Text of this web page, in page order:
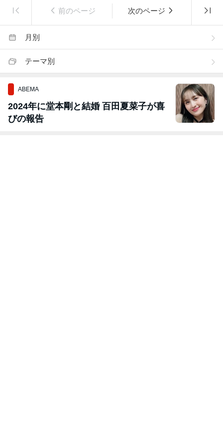
前のページ 次のページ
月別
テーマ別
ABEMA
2024年に堂本剛と結婚 百田夏菜子が喜
びの報告